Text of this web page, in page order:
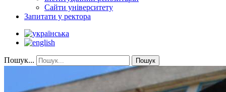
Сайти університету
Запитати у ректора
Пошук... Пошук